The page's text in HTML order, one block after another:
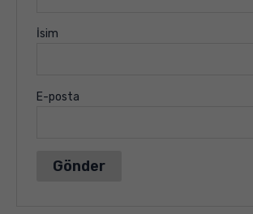
İsim
E-posta